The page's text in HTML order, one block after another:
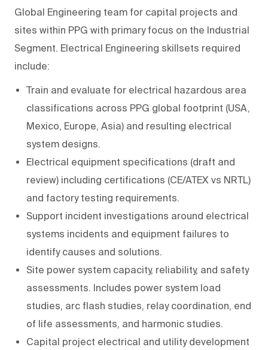
Global Engineering team for capital projects and
sites within PPG with primary focus on the Industrial
Segment. Electrical Engineering skillsets required
include:
Train and evaluate for electrical hazardous area
classifications across PPG global footprint (USA,
Mexico, Europe, Asia) and resulting electrical
system designs.
Electrical equipment specifications (draft and
review) including certifications (CE/ATEX vs NRTL)
and factory testing requirements.
Support incident investigations around electrical
systems incidents and equipment failures to
identify causes and solutions.
Site power system capacity, reliability, and safety
assessments. Includes power system load
studies, arc flash studies, relay coordination, end
of life assessments, and harmonic studies.
Capital project electrical and utility development